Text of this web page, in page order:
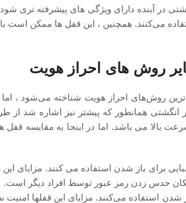
در آینده دارای ویژگی‌ های پیشرفته ‌تری
می‌کنند. همچنین ، این قفل ‌ها ممکن است
روش ‌های احراز هویت
روش‌های احراز هویت شناخته می‌شود ، اما
همانطور که پیشتر نیز اشاره شد از
بالا می باشد. اما در اینجا به مقایسه
برای باز شدن استفاده می ‌کنند. مزایای
حدس زدن رمز عبور توسط افراد دیگر است.
شدن استفاده می‌کنند. مزایای این قفلها امنیت